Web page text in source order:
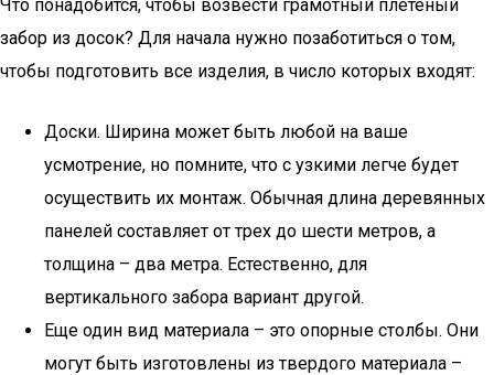
Что понадобится, чтобы возвести грамотный плетеный
забор из досок? Для начала нужно позаботиться о том,
чтобы подготовить все изделия, в число которых входят:
Доски. Ширина может быть любой на ваше
усмотрение, но помните, что с узкими легче будет
осуществить их монтаж. Обычная длина деревянных
панелей составляет от трех до шести метров, а
толщина – два метра. Естественно, для
вертикального забора вариант другой.
Еще один вид материала – это опорные столбы. Они
могут быть изготовлены из твердого материала –